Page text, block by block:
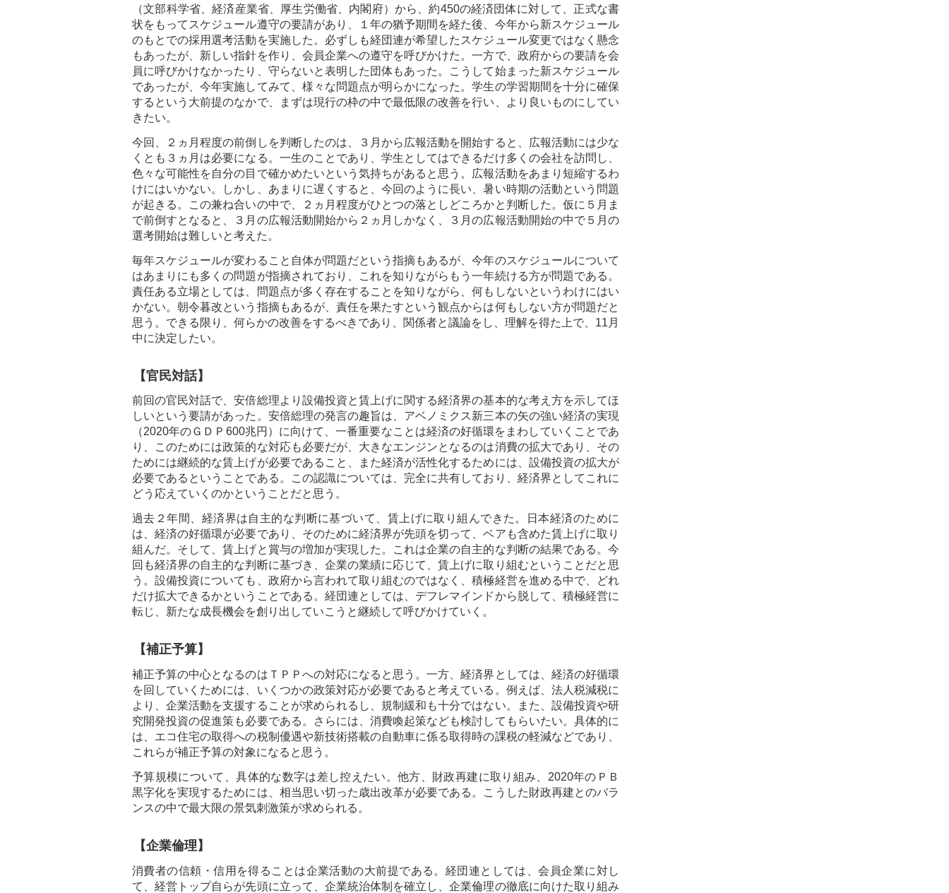
（文部科学省、経済産業省、厚生労働省、内閣府）から、約450の経済団体に対して、正式な書
状をもってスケジュール遵守の要請があり、１年の猶予期間を経た後、今年から新スケジュール
のもとでの採用選考活動を実施した。必ずしも経団連が希望したスケジュール変更ではなく懸念
もあったが、新しい指針を作り、会員企業への遵守を呼びかけた。一方で、政府からの要請を会
員に呼びかけなかったり、守らないと表明した団体もあった。こうして始まった新スケジュール
であったが、今年実施してみて、様々な問題点が明らかになった。学生の学習期間を十分に確保
するという大前提のなかで、まずは現行の枠の中で最低限の改善を行い、より良いものにしてい
きたい。
今回、２ヵ月程度の前倒しを判断したのは、３月から広報活動を開始すると、広報活動には少な
くとも３ヵ月は必要になる。一生のことであり、学生としてはできるだけ多くの会社を訪問し、
色々な可能性を自分の目で確かめたいという気持ちがあると思う。広報活動をあまり短縮するわ
けにはいかない。しかし、あまりに遅くすると、今回のように長い、暑い時期の活動という問題
が起きる。この兼ね合いの中で、２ヵ月程度がひとつの落としどころかと判断した。仮に５月ま
で前倒すとなると、３月の広報活動開始から２ヵ月しかなく、３月の広報活動開始の中で５月の
選考開始は難しいと考えた。
毎年スケジュールが変わること自体が問題だという指摘もあるが、今年のスケジュールについて
はあまりにも多くの問題が指摘されており、これを知りながらもう一年続ける方が問題である。
責任ある立場としては、問題点が多く存在することを知りながら、何もしないというわけにはい
かない。朝令暮改という指摘もあるが、責任を果たすという観点からは何もしない方が問題だと
思う。できる限り、何らかの改善をするべきであり、関係者と議論をし、理解を得た上で、11月
中に決定したい。
【官民対話】
前回の官民対話で、安倍総理より設備投資と賃上げに関する経済界の基本的な考え方を示してほ
しいという要請があった。安倍総理の発言の趣旨は、アベノミクス新三本の矢の強い経済の実現
（2020年のＧＤＰ600兆円）に向けて、一番重要なことは経済の好循環をまわしていくことであ
り、このためには政策的な対応も必要だが、大きなエンジンとなるのは消費の拡大であり、その
ためには継続的な賃上げが必要であること、また経済が活性化するためには、設備投資の拡大が
必要であるということである。この認識については、完全に共有しており、経済界としてこれに
どう応えていくのかということだと思う。
過去２年間、経済界は自主的な判断に基づいて、賃上げに取り組んできた。日本経済のために
は、経済の好循環が必要であり、そのために経済界が先頭を切って、ベアも含めた賃上げに取り
組んだ。そして、賃上げと賞与の増加が実現した。これは企業の自主的な判断の結果である。今
回も経済界の自主的な判断に基づき、企業の業績に応じて、賃上げに取り組むということだと思
う。設備投資についても、政府から言われて取り組むのではなく、積極経営を進める中で、どれ
だけ拡大できるかということである。経団連としては、デフレマインドから脱して、積極経営に
転じ、新たな成長機会を創り出していこうと継続して呼びかけていく。
【補正予算】
補正予算の中心となるのはＴＰＰへの対応になると思う。一方、経済界としては、経済の好循環
を回していくためには、いくつかの政策対応が必要であると考えている。例えば、法人税減税に
より、企業活動を支援することが求められるし、規制緩和も十分ではない。また、設備投資や研
究開発投資の促進策も必要である。さらには、消費喚起策なども検討してもらいたい。具体的に
は、エコ住宅の取得への税制優遇や新技術搭載の自動車に係る取得時の課税の軽減などであり、
これらが補正予算の対象になると思う。
予算規模について、具体的な数字は差し控えたい。他方、財政再建に取り組み、2020年のＰＢ
黒字化を実現するためには、相当思い切った歳出改革が必要である。こうした財政再建とのバラ
ンスの中で最大限の景気刺激策が求められる。
【企業倫理】
消費者の信頼・信用を得ることは企業活動の大前提である。経団連としては、会員企業に対し
て、経営トップ自らが先頭に立って、企業統治体制を確立し、企業倫理の徹底に向けた取り組み